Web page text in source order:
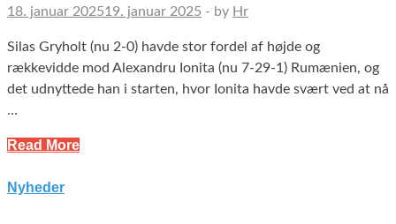
18. januar 202519. januar 2025 - by Hr
Silas Gryholt (nu 2-0) havde stor fordel af højde og
rækkevidde mod Alexandru Ionita (nu 7-29-1) Rumænien, og
det udnyttede han i starten, hvor Ionita havde svært ved at nå
…
Read More
Nyheder